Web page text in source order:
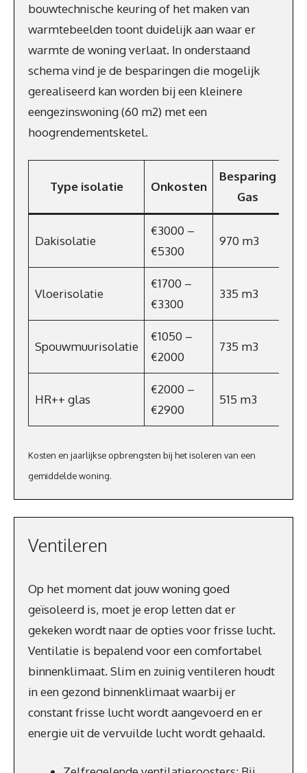
bouwtechnische keuring of het maken van
warmtebeelden toont duidelijk aan waar er
warmte de woning verlaat. In onderstaand
schema vind je de besparingen die mogelijk
gerealiseerd kan worden bij een kleinere
eengezinswoning (60 m2) met een
hoogrendementsketel.
Type isolatie Onkosten
Besparing
Gas
Dakisolatie
€3000 –
€5300
970 m3
Vloerisolatie
€1700 –
€3300
335 m3
Spouwmuurisolatie
€1050 –
€2000
735 m3
HR++ glas
€2000 –
€2900
515 m3
Kosten en jaarlijkse opbrengsten bij het isoleren van een
gemiddelde woning.
Ventileren
Op het moment dat jouw woning goed
geïsoleerd is, moet je erop letten dat er
gekeken wordt naar de opties voor frisse lucht.
Ventilatie is bepalend voor een comfortabel
binnenklimaat. Slim en zuinig ventileren houdt
in een gezond binnenklimaat waarbij er
constant frisse lucht wordt aangevoerd en er
energie uit de vervuilde lucht wordt gehaald.